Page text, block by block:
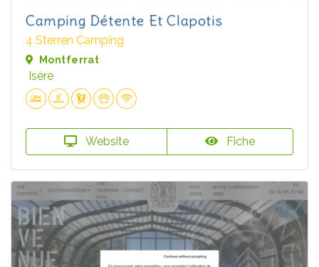
Camping Détente Et Clapotis
4 Sterren Camping
Montferrat
Isère
Website Fiche